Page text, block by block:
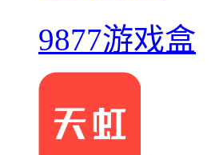
9877游戏盒